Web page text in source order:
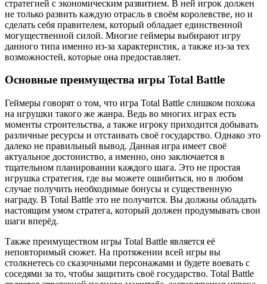
стратегией с экономическим развитием. В ней игрок должен
не только развить каждую отрасль в своём королевстве, но и
сделать себя правителем, который обладает единственной
могущественной силой. Многие геймеры выбирают игру
данного типа именно из-за характеристик, а также из-за тех
возможностей, которые она предоставляет.
Основные преимущества игры Total Battle
Геймеры говорят о том, что игра Total Battle слишком похожа
на игрушки такого же жанра. Ведь во многих играх есть
моменты строительства, а также игроку приходится добывать
различные ресурсы и отстаивать своё государство. Однако это
далеко не правильный вывод. Данная игра имеет своё
актуальное достоинство, а именно, оно заключается в
тщательном планировании каждого шага. Это не простая
игрушка стратегия, где вы можете ошибиться, но в любом
случае получить необходимые бонусы и существенную
награду. В Total Battle это не получится. Вы должны обладать
настоящим умом стратега, который должен продумывать свои
шаги вперёд.
Также преимуществом игры Total Battle является её
неповторимый сюжет. На протяжении всей игры вы
столкнетесь со сказочными персонажами и будете воевать с
соседями за то, чтобы защитить своё государство. Total Battle